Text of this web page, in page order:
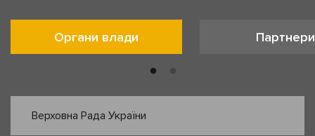
Органи влади Партнери
Верховна Рада України